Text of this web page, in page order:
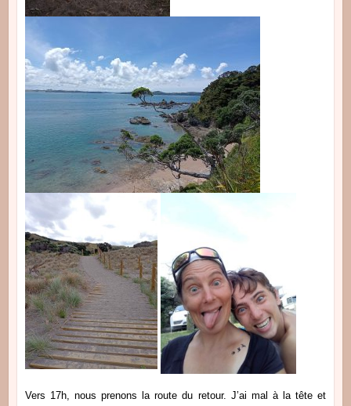
Vers 17h, nous prenons la route du retour. J’ai mal à la tête et